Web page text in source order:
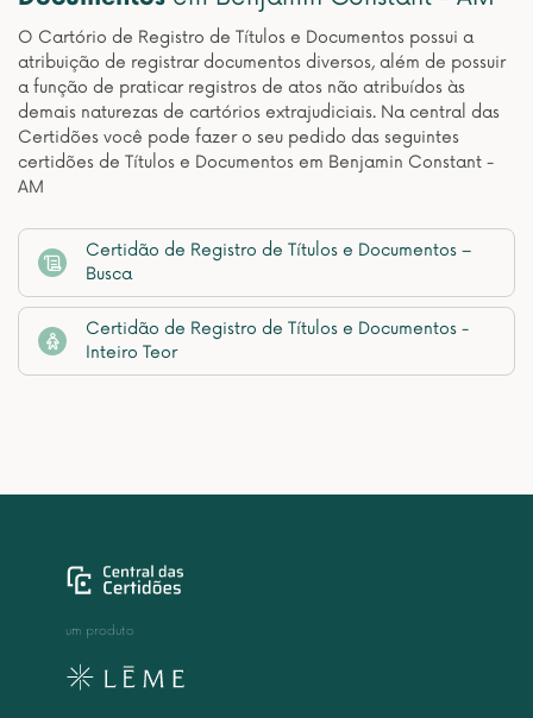
O Cartório de Registro de Títulos e Documentos possui a
atribuição de registrar documentos diversos, além de possuir
a função de praticar registros de atos não atribuídos às
demais naturezas de cartórios extrajudiciais. Na central das
Certidões você pode fazer o seu pedido das seguintes
certidões de Títulos e Documentos em Benjamin Constant -
AM
Certidão de Registro de Títulos e Documentos –
Busca
Certidão de Registro de Títulos e Documentos -
Inteiro Teor
um produto